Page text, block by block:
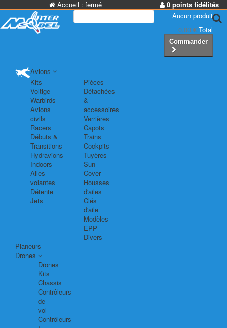
Accueil : fermé
0 points fidélités
Aucun produit
0,00 € Total
Commander
Avions
Kits
Voltige
Warbirds
Avions
civils
Racers
Débuts &
Transitions
Hydravions
Indoors
Ailes
volantes
Détente
Jets
Pièces
Détachées
&
accessoires
Verrières
Capots
Trains
Cockpits
Tuyères
Sun
Cover
Housses
d'ailes
Clés
d'aile
Modèles
EPP
Divers
Planeurs
Drones
Drones
Kits
Chassis
Contrôleurs
de
vol
Contrôleurs